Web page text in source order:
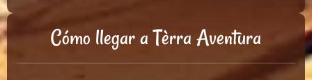
Cómo llegar a Tèrra Aventura